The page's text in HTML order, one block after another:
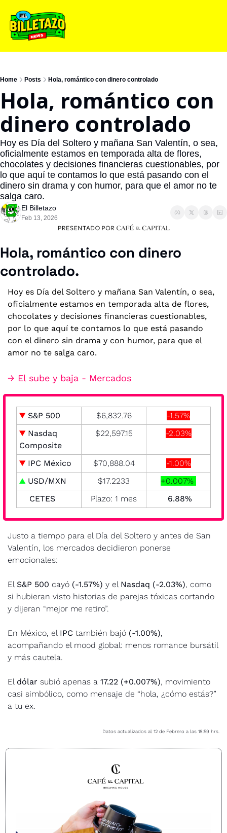
Home Posts Hola, romántico con dinero controlado
Hola, romántico con
dinero controlado
Hoy es Día del Soltero y mañana San Valentín, o sea,
oficialmente estamos en temporada alta de flores,
chocolates y decisiones financieras cuestionables, por
lo que aquí te contamos lo que está pasando con el
dinero sin drama y con humor, para que el amor no te
salga caro.
El Billetazo
Feb 13, 2026
Hola, romántico con dinero
controlado.
Hoy es Día del Soltero y mañana San Valentín, o sea,
oficialmente estamos en temporada alta de flores,
chocolates y decisiones financieras cuestionables,
por lo que aquí te contamos lo que está pasando
con el dinero sin drama y con humor, para que el
amor no te salga caro.
→ El sube y baja - Mercados
▼ S&P 500 $6,832.76
-1.57%
▼ Nasdaq
Composite
$22,597.15 -2.03%
▼ IPC México $70,888.04
-1.00%
▲ USD/MXN $17.2233
+0.007%
CETES
Plazo: 1 mes
  6.88%
Justo a tiempo para el Día del Soltero y antes de San
Valentín, los mercados decidieron ponerse
emocionales:
El S&P 500 cayó (-1.57%) y el Nasdaq (-2.03%), como
si hubieran visto historias de parejas tóxicas cortando
y dijeran “mejor me retiro”.
En México, el IPC también bajó (-1.00%),
acompañando el mood global: menos romance bursátil
y más cautela.
El dólar subió apenas a 17.22 (+0.007%), movimiento
casi simbólico, como mensaje de “hola, ¿cómo estás?”
a tu ex.
Datos actualizados al 12 de Febrero a las 18:59 hrs.